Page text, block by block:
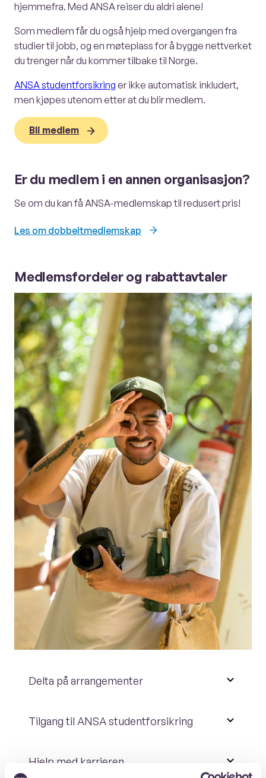
hjemmefra. Med ANSA reiser du aldri alene!
Som medlem får du også hjelp med overgangen fra
studier til jobb, og en møteplass for å bygge nettverket
du trenger når du kommer tilbake til Norge.
ANSA studentforsikring er ikke automatisk inkludert,
men kjøpes utenom etter at du blir medlem.
Bli medlem
Er du medlem i en annen organisasjon?
Se om du kan få ANSA-medlemskap til redusert pris!
Les om dobbeltmedlemskap
Medlemsfordeler og rabattavtaler
Delta på arrangementer
Tilgang til ANSA studentforsikring
Hjelp med karrieren